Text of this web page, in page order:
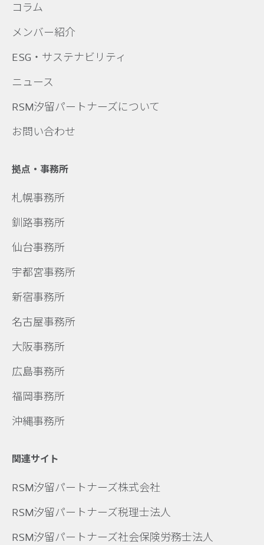
コラム
メンバー紹介
ESG・サステナビリティ
ニュース
RSM汐留パートナーズについて
お問い合わせ
拠点・事務所
札幌事務所
釧路事務所
仙台事務所
宇都宮事務所
新宿事務所
名古屋事務所
大阪事務所
広島事務所
福岡事務所
沖縄事務所
関連サイト
RSM汐留パートナーズ株式会社
RSM汐留パートナーズ税理士法人
RSM汐留パートナーズ社会保険労務士法人